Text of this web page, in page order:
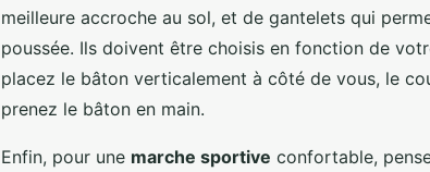
meilleure accroche au sol, et de gantelets qui
poussée. Ils doivent être choisis en fonction de
placez le bâton verticalement à côté de vous, le
prenez le bâton en main.
Enfin, pour une marche sportive confortable,